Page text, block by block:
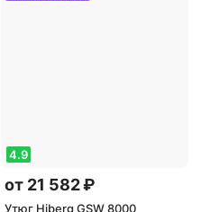
4.9
от 21 582 ₽
Утюг Hiberg GSW 8000